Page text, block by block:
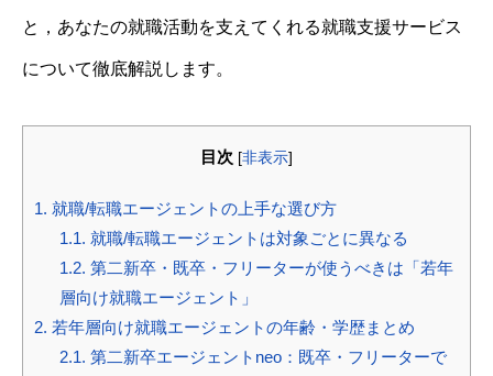
と，あなたの就職活動を支えてくれる就職支援サービス
について徹底解説します。
目次 [非表示]
1. 就職/転職エージェントの上手な選び方
1.1. 就職/転職エージェントは対象ごとに異なる
1.2. 第二新卒・既卒・フリーターが使うべきは「若年
層向け就職エージェント」
2. 若年層向け就職エージェントの年齢・学歴まとめ
2.1. 第二新卒エージェントneo：既卒・フリーターで